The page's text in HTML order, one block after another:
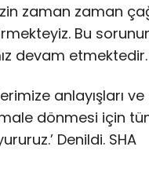
zaman zaman
Bu
devam etmektedir.
anlayışları
dönmesi için
Denildi. SHA